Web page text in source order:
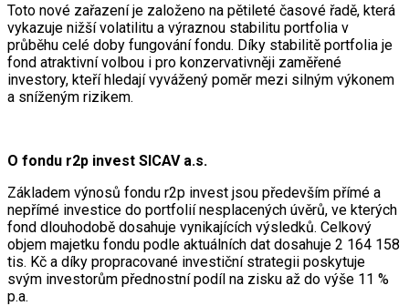
Toto nové zařazení je založeno na pětileté časové řadě, která
vykazuje nižší volatilitu a výraznou stabilitu portfolia v
průběhu celé doby fungování fondu. Díky stabilitě portfolia je
fond atraktivní volbou i pro konzervativněji zaměřené
investory, kteří hledají vyvážený poměr mezi silným výkonem
a sníženým rizikem.
O fondu r2p invest SICAV a.s.
Základem výnosů fondu r2p invest jsou především přímé a
nepřímé investice do portfolií nesplacených úvěrů, ve kterých
fond dlouhodobě dosahuje vynikajících výsledků. Celkový
objem majetku fondu podle aktuálních dat dosahuje 2 164 158
tis. Kč a díky propracované investiční strategii poskytuje
svým investorům přednostní podíl na zisku až do výše 11 %
p.a.